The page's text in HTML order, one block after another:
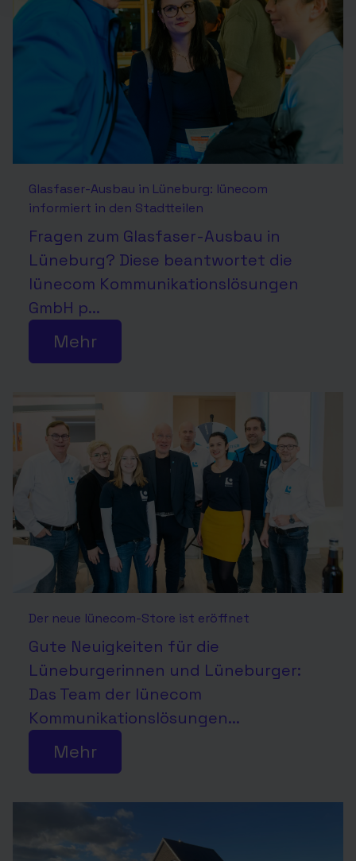
Glasfaser-Ausbau in Lüneburg: lünecom
informiert in den Stadtteilen
Fragen zum Glasfaser-Ausbau in
Lüneburg? Diese beantwortet die
lünecom Kommunikationslösungen
GmbH p...
Mehr
Der neue lünecom-Store ist eröffnet
Gute Neuigkeiten für die
Lüneburgerinnen und Lüneburger:
Das Team der lünecom
Kommunikationslösungen...
Mehr